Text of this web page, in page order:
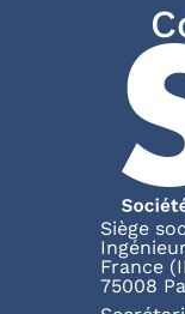
Siège
France
75008